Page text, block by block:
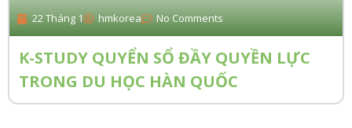
22 Tháng 1 hmkorea No Comments
K-STUDY QUYỂN SỔ ĐẦY QUYỀN LỰC
TRONG DU HỌC HÀN QUỐC